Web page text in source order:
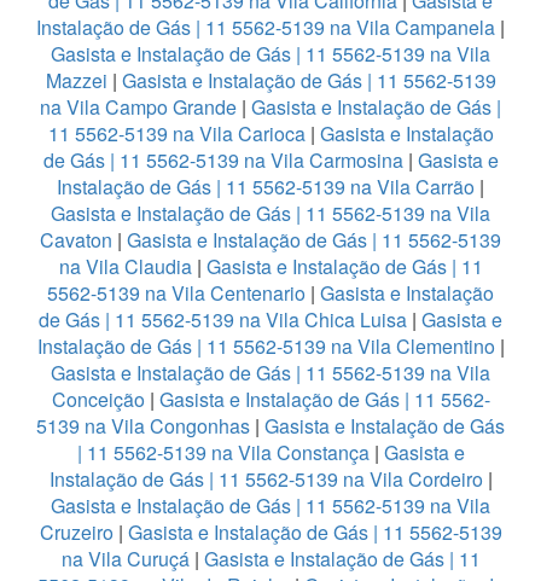
Instalação de Gás | 11 5562-5139 na Vila Campanela |
Gasista e Instalação de Gás | 11 5562-5139 na Vila
Mazzei | Gasista e Instalação de Gás | 11 5562-5139
na Vila Campo Grande | Gasista e Instalação de Gás |
11 5562-5139 na Vila Carioca| Gasista e Instalação
de Gás | 11 5562-5139 na Vila Carmosina| Gasista e
Instalação de Gás | 11 5562-5139 na Vila Carrão |
Gasista e Instalação de Gás | 11 5562-5139 na Vila
Cavaton | Gasista e Instalação de Gás | 11 5562-5139
na Vila Claudia| Gasista e Instalação de Gás | 11
5562-5139 na Vila Centenario | Gasista e Instalação
de Gás | 11 5562-5139 na Vila Chica Luisa | Gasista e
Instalação de Gás | 11 5562-5139 na Vila Clementino|
Gasista e Instalação de Gás | 11 5562-5139 na Vila
Conceição| Gasista e Instalação de Gás | 11 5562-
5139 na Vila Congonhas | Gasista e Instalação de Gás
| 11 5562-5139 na Vila Constança| Gasista e
Instalação de Gás | 11 5562-5139 na Vila Cordeiro|
Gasista e Instalação de Gás | 11 5562-5139 na Vila
Cruzeiro | Gasista e Instalação de Gás | 11 5562-5139
na Vila Curuçá | Gasista e Instalação de Gás | 11